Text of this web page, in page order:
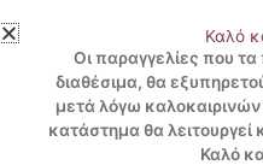
στο
περιεχόμενο
3 ΔΟΣΕΙΣ ΧΩΡΙΣ
Καλό
Οι παραγγελίες που τα
διαθέσιμα, θα
μετά λόγω
κατάστημα θα λειτουργεί
Καλό